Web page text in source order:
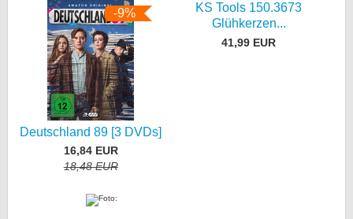
-9%
Deutschland 89 [3 DVDs]
16,84 EUR
18,48 EUR
KS Tools 150.3673
Glühkerzen...
41,99 EUR